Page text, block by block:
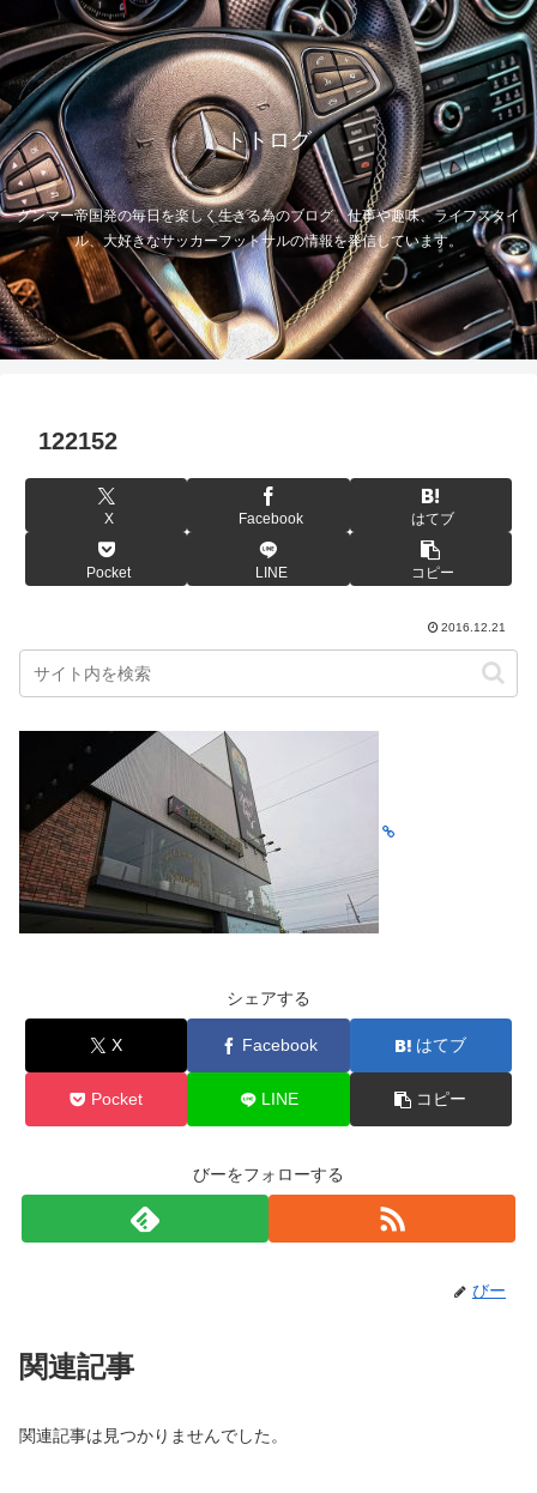
トトログ
グンマー帝国発の毎日を楽しく生きる為のブログ。仕事や趣味、ライフスタイ
ル、大好きなサッカーフットサルの情報を発信しています。
122152
X Facebook はてブ
Pocket LINE コピー
2016.12.21
シェアする
X Facebook はてブ
Pocket LINE コピー
びーをフォローする
びー
関連記事
関連記事は見つかりませんでした。